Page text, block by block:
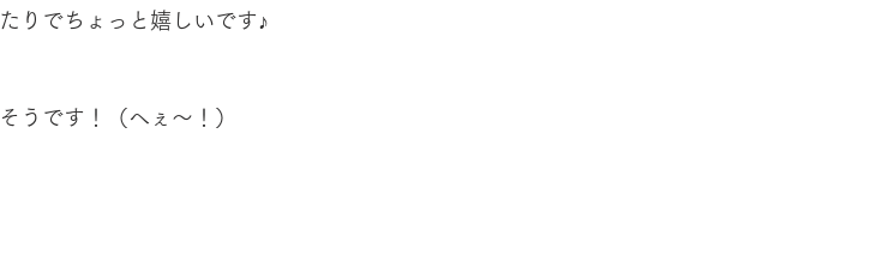
りでちょっと嬉しいです♪
うです！（へぇ～！）